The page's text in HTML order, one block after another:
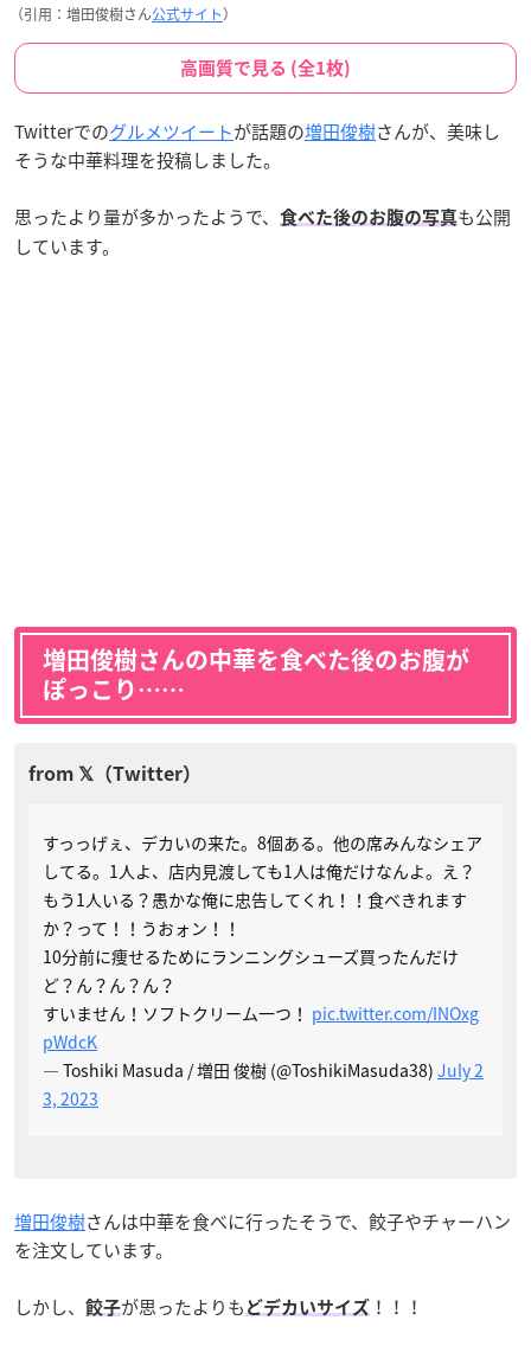
（引用：増田俊樹さん公式サイト）
高画質で見る (全1枚)
Twitterでのグルメツイートが話題の増田俊樹さんが、美味し
そうな中華料理を投稿しました。
思ったより量が多かったようで、 食べた後のお腹の写真も公開
しています。
増田俊樹さんの中華を食べた後のお腹が
ぽっこり……
すっっげぇ、デカいの来た。8個ある。他の席みんなシェア
してる。1人よ、店内見渡しても1人は俺だけなんよ。え？
もう1人いる？愚かな俺に忠告してくれ！！食べきれます
か？って！！うおォン！！
10分前に痩せるためにランニングシューズ買ったんだけ
ど？ん？ん？ん？
すいません！ソフトクリーム一つ！ pic.twitter.com/INOxg
pWdcK
— Toshiki Masuda / 増田 俊樹 (@ToshikiMasuda38) July 2
3, 2023
増田俊樹さんは中華を食べに行ったそうで、餃子やチャーハン
を注文しています。
しかし、 餃子が思ったよりも どデカいサイズ ！！！